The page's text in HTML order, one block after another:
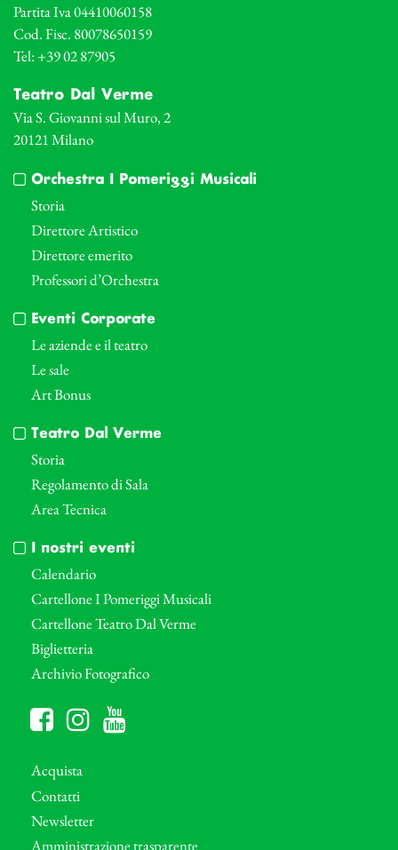
Partita Iva 04410060158
Cod. Fisc. 80078650159
Tel: +39 02 87905
Teatro Dal Verme
Via S. Giovanni sul Muro, 2
20121 Milano
Orchestra I Pomeriggi Musicali
Storia
Direttore Artistico
Direttore emerito
Professori d’Orchestra
Eventi Corporate
Le aziende e il teatro
Le sale
Art Bonus
Teatro Dal Verme
Storia
Regolamento di Sala
Area Tecnica
I nostri eventi
Calendario
Cartellone I Pomeriggi Musicali
Cartellone Teatro Dal Verme
Biglietteria
Archivio Fotografico
Acquista
Contatti
Newsletter
Amministrazione trasparente